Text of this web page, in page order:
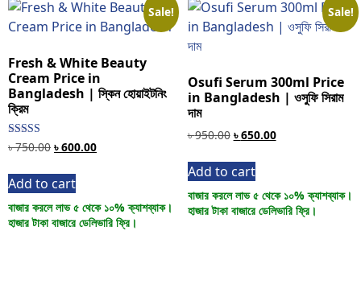
Sale!
Fresh & White Beauty
Cream Price in
Bangladesh | স্কিন হোয়াইটনিং
ক্রিম
Rated
3.50
৳750.00 ৳600.00
Add to cart
বাজার করলে লাভ ৫ থেকে ১০% ক্যাশব্যাক।
হাজার টাকা বাজারে ডেলিভারি ফ্রি।
Sale!
Osufi Serum 300ml Price
in Bangladesh | ওসুফি সিরাম
দাম
৳950.00 ৳650.00
Add to cart
বাজার করলে লাভ ৫ থেকে ১০% ক্যাশব্যাক।
হাজার টাকা বাজারে ডেলিভারি ফ্রি।